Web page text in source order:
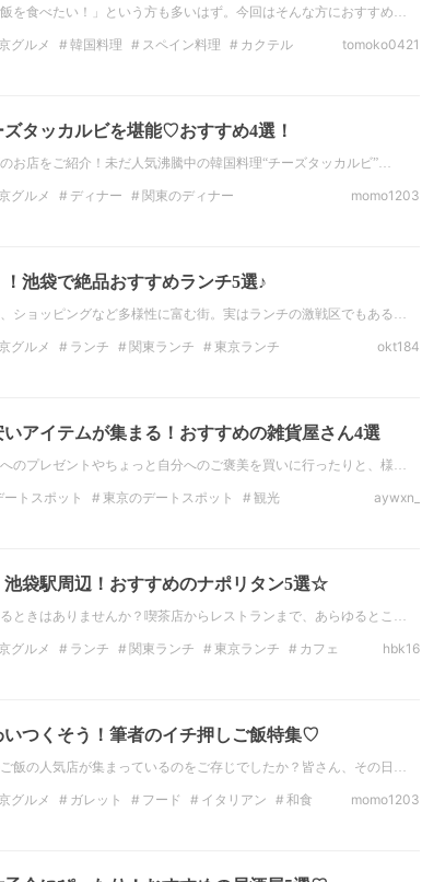
飯を食べたい！」という方も多いはず。今回はそんな方におすすめ…
グルメ 韓国料理 スペイン料理
カクテル
tomoko0421
タッカルビを堪能♡おすすめ4選！
お店をご紹介！未だ人気沸騰中の韓国料理“チーズタッカルビ”…
グルメ ディナー
関東のディナー
momo1203
池袋で絶品おすすめランチ5選♪
ショッピングなど多様性に富む街。実はランチの激戦区でもある…
グルメ ランチ 関東ランチ
東京ランチ
okt184
いアイテムが集まる！おすすめの雑貨屋さん4選
のプレゼントやちょっと自分へのご褒美を買いに行ったりと、様…
トスポット 東京のデートスポット
観光
aywxn_
池袋駅周辺！おすすめのナポリタン5選☆
ときはありませんか？喫茶店からレストランまで、あらゆるとこ…
グルメ ランチ 関東ランチ 東京ランチ
カフェ
hbk16
いつくそう！筆者のイチ押しご飯特集♡
飯の人気店が集まっているのをご存じでしたか？皆さん、その日…
グルメ ガレット フード イタリアン
和食
momo1203